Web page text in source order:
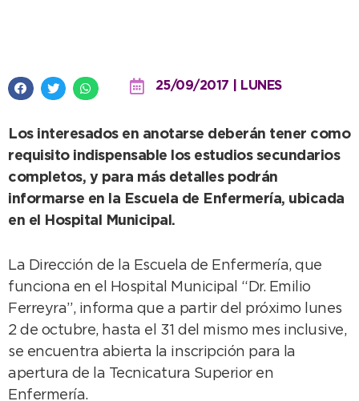
25/09/2017 | LUNES
Los interesados en anotarse deberán tener como
requisito indispensable los estudios secundarios
completos, y para más detalles podrán
informarse en la Escuela de Enfermería, ubicada
en el Hospital Municipal.
La Dirección de la Escuela de Enfermería, que
funciona en el Hospital Municipal “Dr. Emilio
Ferreyra”, informa que a partir del próximo lunes
2 de octubre, hasta el 31 del mismo mes inclusive,
se encuentra abierta la inscripción para la
apertura de la Tecnicatura Superior en
Enfermería.